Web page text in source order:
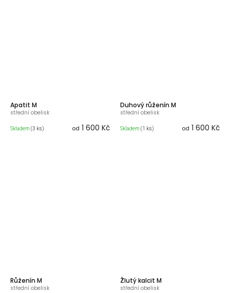
Apatit M
střední obelisk
Skladem (3 ks) od 1 600 Kč
Duhový růženín M
střední obelisk
Skladem (1 ks) od 1 600 Kč
Růženín M
střední obelisk
Žlutý kalcit M
střední obelisk